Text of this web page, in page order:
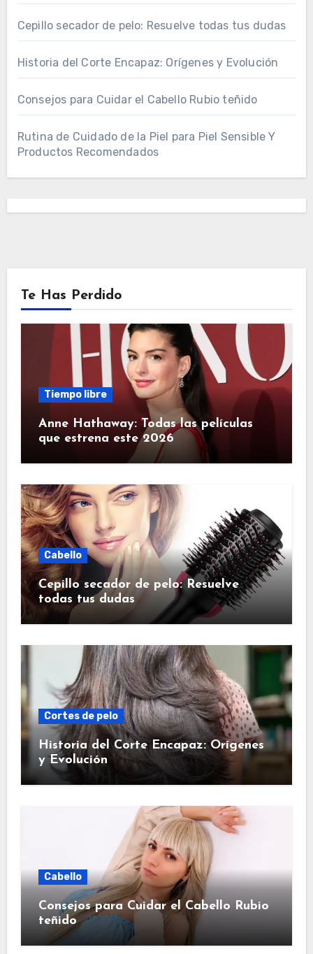
Cepillo secador de pelo: Resuelve todas tus dudas
Historia del Corte Encapaz: Orígenes y Evolución
Consejos para Cuidar el Cabello Rubio teñido
Rutina de Cuidado de la Piel para Piel Sensible Y
Productos Recomendados
Te Has Perdido
Tiempo libre
Anne Hathaway: Todas las películas
que estrena este 2026
Cabello
Cepillo secador de pelo: Resuelve
todas tus dudas
Cortes de pelo
Historia del Corte Encapaz: Orígenes
y Evolución
Cabello
Consejos para Cuidar el Cabello Rubio
teñido